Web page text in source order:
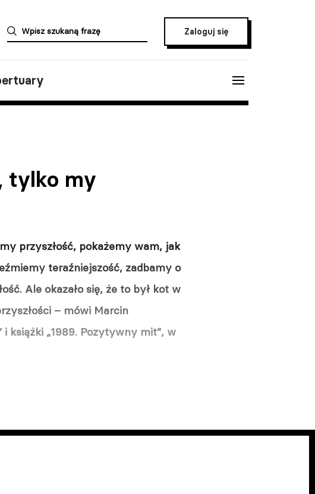
Zaloguj się
tylko my
przyszłość, pokażemy wam, jak
teraźniejszość, zadbamy o
Ale okazało się, że to był kot w
– mówi Marcin
książki „1989. Pozytywny mit”, w